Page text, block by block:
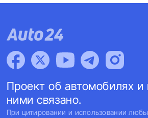
Проект об автомобилях и
ними связано.
При цитировании и использовании